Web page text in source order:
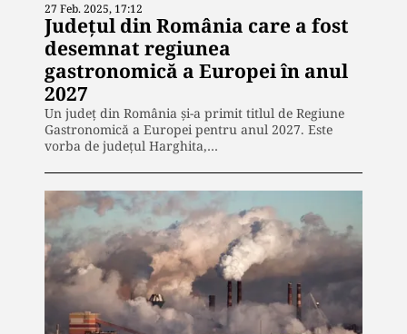
27 Feb. 2025, 17:12
Județul din România care a fost
desemnat regiunea
gastronomică a Europei în anul
2027
Un județ din România și-a primit titlul de Regiune
Gastronomică a Europei pentru anul 2027. Este
vorba de județul Harghita,…